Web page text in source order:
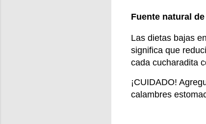
Fuente natural
Las dietas bajas
significa que
cada cucharadita
¡CUIDADO!
calambres